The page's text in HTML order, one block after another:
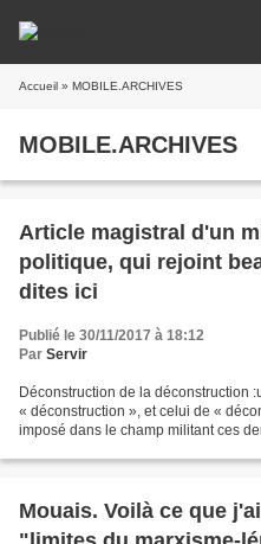
Accueil » MOBILE.ARCHIVES
MOBILE.ARCHIVES
Article magistral d'un
politique, qui rejoint
dites ici
Publié le 30/11/2017 à 18:12
Par Servir
Déconstruction de la déconstruction
« déconstruction », et celui de «
imposé dans le champ militant ces
Mouais. Voilà ce que